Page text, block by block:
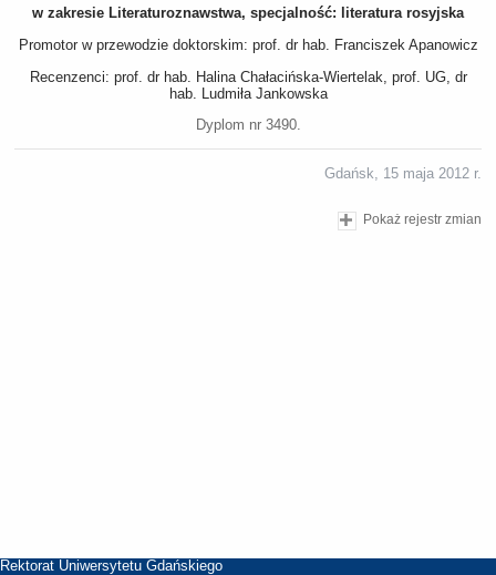
w zakresie Literaturoznawstwa, specjalność: literatura rosyjska
Promotor w przewodzie doktorskim: prof. dr hab. Franciszek Apanowicz
Recenzenci: prof. dr hab. Halina Chałacińska-Wiertelak, prof. UG, dr
hab. Ludmiła Jankowska
Dyplom nr 3490.
Gdańsk, 15 maja 2012 r.
Pokaż rejestr zmian
Rektorat Uniwersytetu Gdańskiego